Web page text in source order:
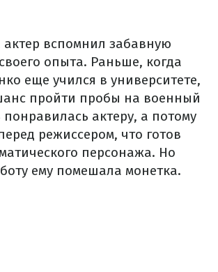
актер вспомнил забавную
опыта. Раньше, когда
еще учился в университете,
пройти пробы на военный
актеру, а потому
режиссером, что готов
персонажа. Но
ему помешала монетка.